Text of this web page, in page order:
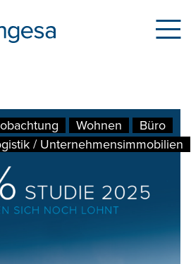
Wohnen
Büro
/ Unternehmensimmobilien